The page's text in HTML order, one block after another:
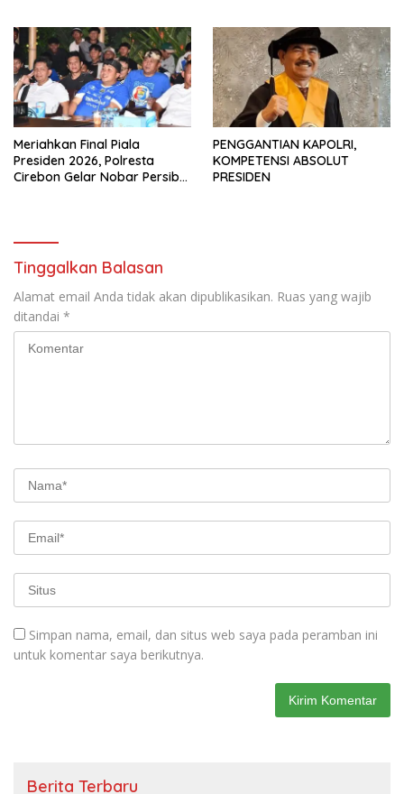
Meriahkan Final Piala
Presiden 2026, Polresta
Cirebon Gelar Nobar Persib
PENGGANTIAN KAPOLRI,
KOMPETENSI ABSOLUT
PRESIDEN
Tinggalkan Balasan
Alamat email Anda tidak akan dipublikasikan. Ruas yang wajib
ditandai *
Simpan nama, email, dan situs web saya pada peramban ini
untuk komentar saya berikutnya.
Berita Terbaru